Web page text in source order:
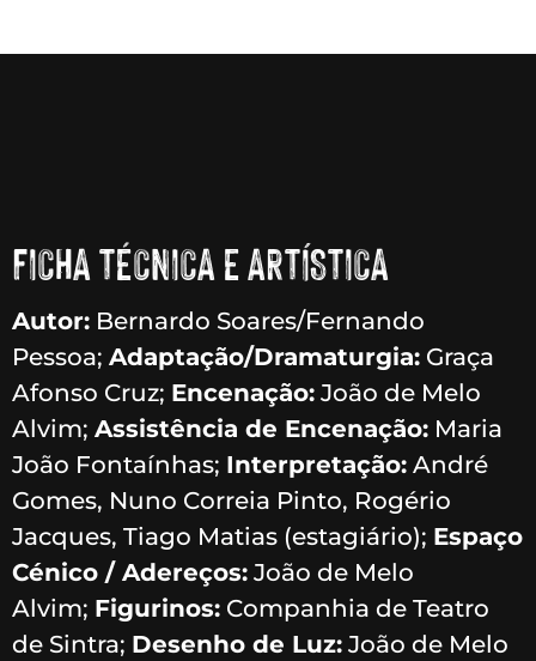
FICHA TÉCNICA E ARTÍSTICA
Autor: Bernardo Soares/Fernando
Pessoa; Adaptação/Dramaturgia: Graça
Afonso Cruz; Encenação: João de Melo
Alvim; Assistência de Encenação: Maria
João Fontaínhas; Interpretação: André
Gomes, Nuno Correia Pinto, Rogério
Jacques, Tiago Matias (estagiário); Espaço
Cénico / Adereços: João de Melo
Alvim; Figurinos: Companhia de Teatro
de Sintra; Desenho de Luz: João de Melo